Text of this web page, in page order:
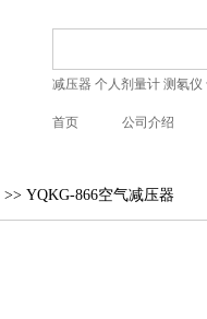
减压器 个人剂量计 测氡仪
首页 公司介绍
>> YQKG-866空气减压器